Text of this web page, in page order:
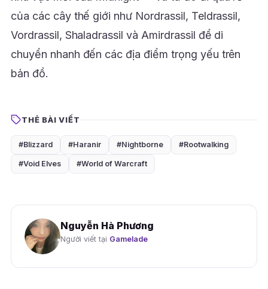
của các cây thế giới như Nordrassil, Teldrassil,
Vordrassil, Shaladrassil và Amirdrassil để di
chuyển nhanh đến các địa điểm trọng yếu trên
bản đồ.
THẺ BÀI VIẾT
#Blizzard #Haranir #Nightborne #Rootwalking
#Void Elves #World of Warcraft
Nguyễn Hà Phương
Người viết tại Gamelade